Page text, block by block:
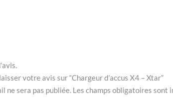
votre avis sur “Chargeur d’accus X4 – Xtar”
ne sera pas publiée. Les champs obligatoires sont